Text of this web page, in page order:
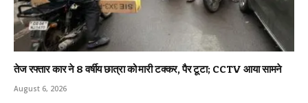
तेज रफ्तार कार ने 8 वर्षीय छात्रा को मारी टक्कर, पैर टूटा; CCTV आया सामने
August 6, 2026